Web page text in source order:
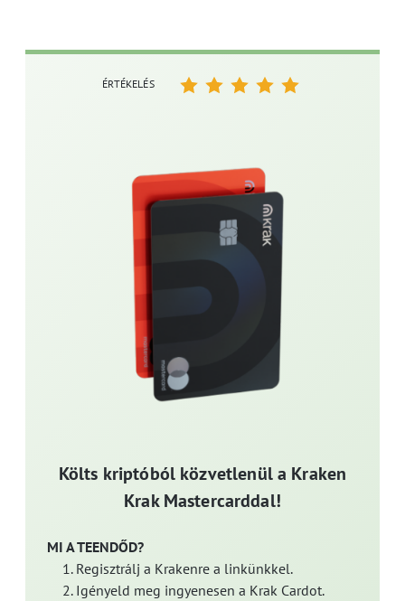
Költs kriptóból közvetlenül a Kraken
Krak Mastercarddal!
MI A TEENDŐD?
Regisztrálj a Krakenre a linkünkkel.
Igényeld meg ingyenesen a Krak Cardot.
ÉRTÉKELÉS